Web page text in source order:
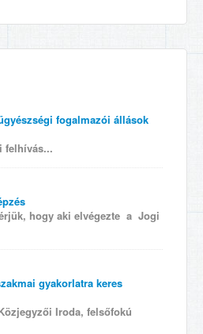
fogalmazói állások
felhívás...
hogy aki elvégezte a Jogi
gyakorlatra keres
Iroda, felsőfokú